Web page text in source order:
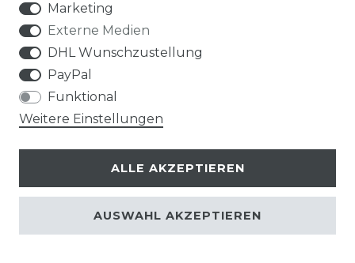
670,95 € *
* inkl. ges. MwSt.
Marketing
Externe Medien
DHL Wunschzustellung
PayPal
Funktional
Weitere Einstellungen
ALLE AKZEPTIEREN
AUSWAHL AKZEPTIEREN